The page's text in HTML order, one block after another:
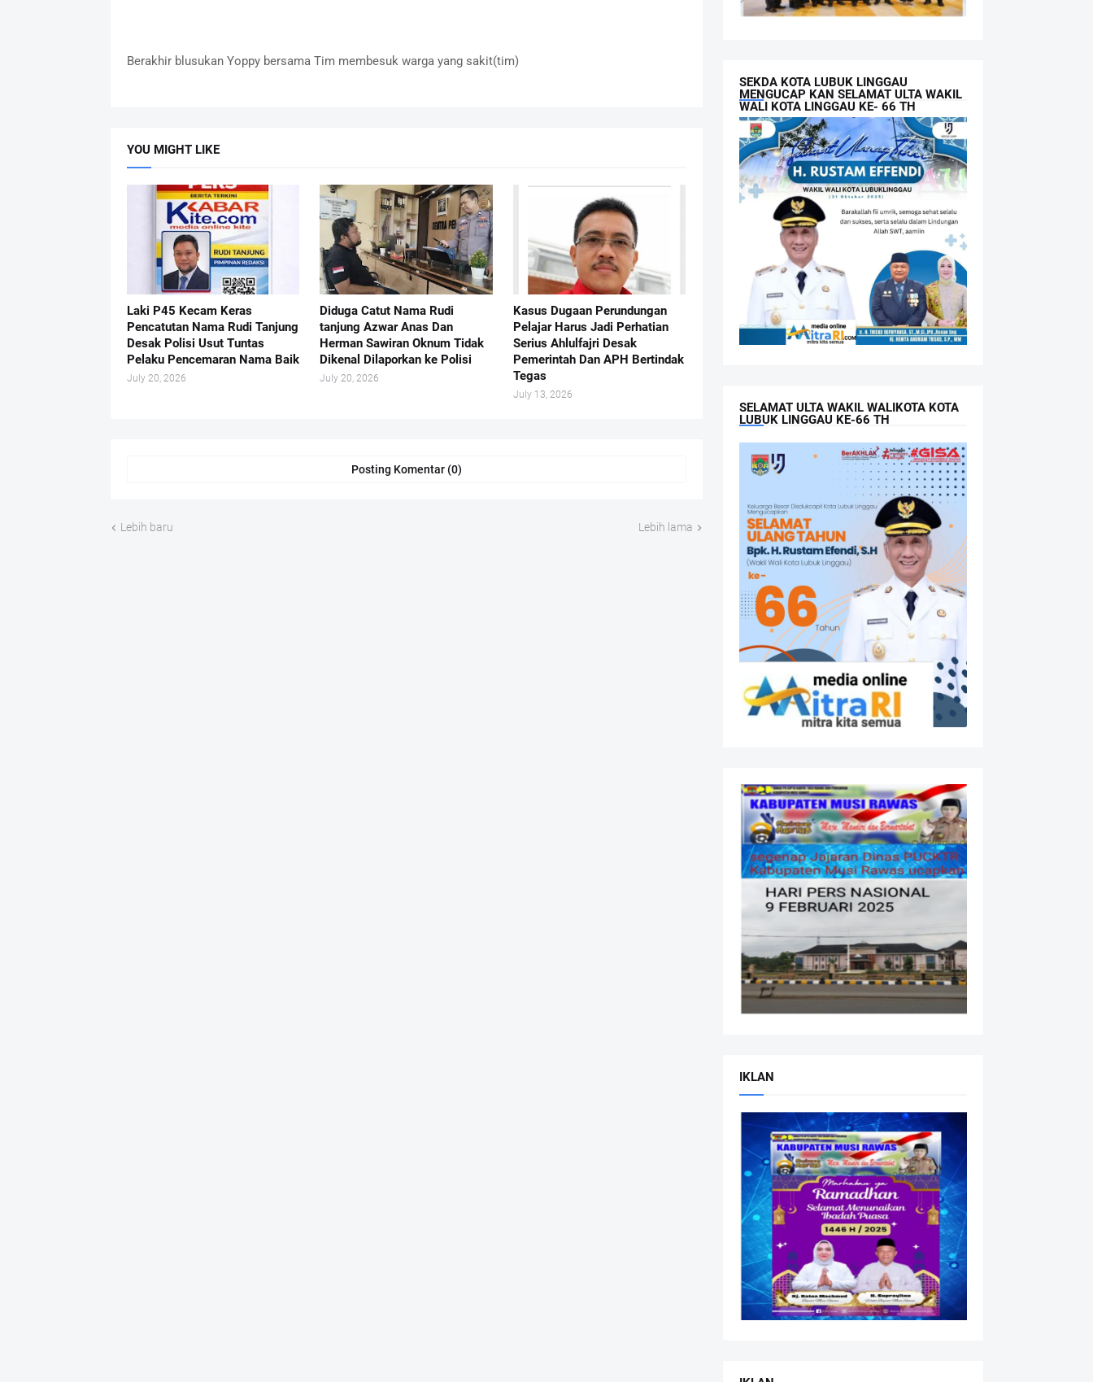
Berakhir blusukan Yoppy bersama Tim membesuk warga yang sakit(tim)
YOU MIGHT LIKE
Laki P45 Kecam Keras
Pencatutan Nama Rudi Tanjung
Desak Polisi Usut Tuntas
Pelaku Pencemaran Nama Baik
July 20, 2026
Diduga Catut Nama Rudi
tanjung Azwar Anas Dan
Herman Sawiran Oknum Tidak
Dikenal Dilaporkan ke Polisi
July 20, 2026
Kasus Dugaan Perundungan
Pelajar Harus Jadi Perhatian
Serius Ahlulfajri Desak
Pemerintah Dan APH Bertindak
Tegas
July 13, 2026
Posting Komentar (0)
Lebih baru Lebih lama
SEKDA KOTA LUBUK LINGGAU
MENGUCAP KAN SELAMAT ULTA WAKIL
WALI KOTA LINGGAU KE- 66 TH
SELAMAT ULTA WAKIL WALIKOTA KOTA
LUBUK LINGGAU KE-66 TH
IKLAN